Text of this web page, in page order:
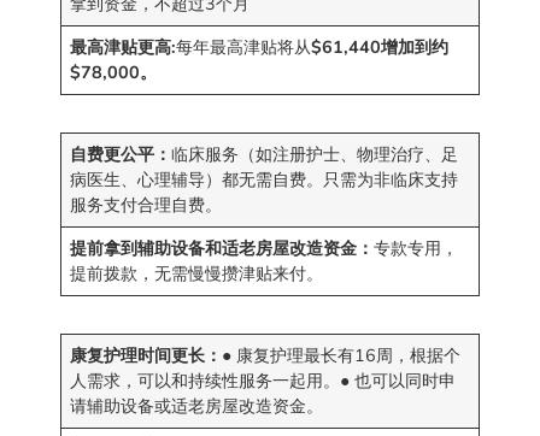
最高津贴更高:每年最高津贴将从$61,440增加到约
$78,000。
自费更公平：临床服务（如注册护士、物理治疗、足
病医生、心理辅导）都无需自费。只需为非临床支持
服务支付合理自费。
提前拿到辅助设备和适老房屋改造资金：专款专用，
提前拨款，无需慢慢攒津贴来付。
康复护理时间更长： ● 康复护理最长有16周，根据个
人需求，可以和持续性服务一起用。● 也可以同时申
请辅助设备或适老房屋改造资金。